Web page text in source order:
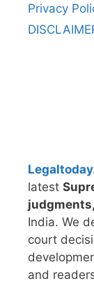
Privacy
latest
India. We
court
and